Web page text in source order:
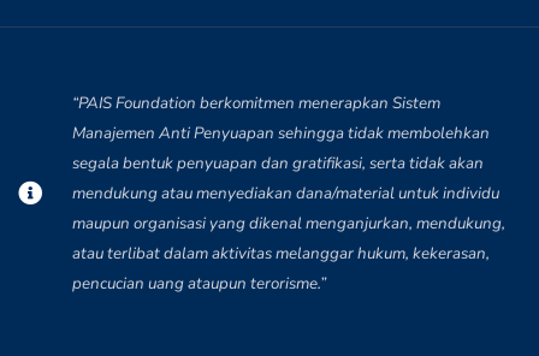
“PAIS Foundation berkomitmen menerapkan Sistem
Manajemen Anti Penyuapan sehingga tidak membolehkan
segala bentuk penyuapan dan gratifikasi, serta tidak akan
mendukung atau menyediakan dana/material untuk individu
maupun organisasi yang dikenal menganjurkan, mendukung,
atau terlibat dalam aktivitas melanggar hukum, kekerasan,
pencucian uang ataupun terorisme.”